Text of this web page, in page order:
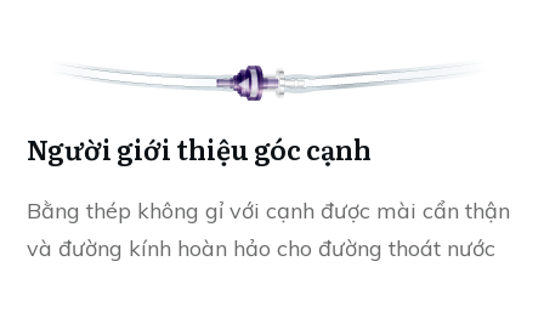
Người giới thiệu góc cạnh
Bằng thép không gỉ với cạnh được mài cẩn thận
và đường kính hoàn hảo cho đường thoát nước